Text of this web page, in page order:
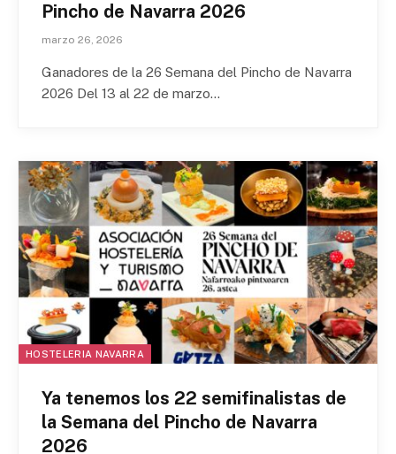
Pincho de Navarra 2026
marzo 26, 2026
Ganadores de la 26 Semana del Pincho de Navarra
2026 Del 13 al 22 de marzo…
HOSTELERIA NAVARRA
Ya tenemos los 22 semifinalistas de
la Semana del Pincho de Navarra
2026